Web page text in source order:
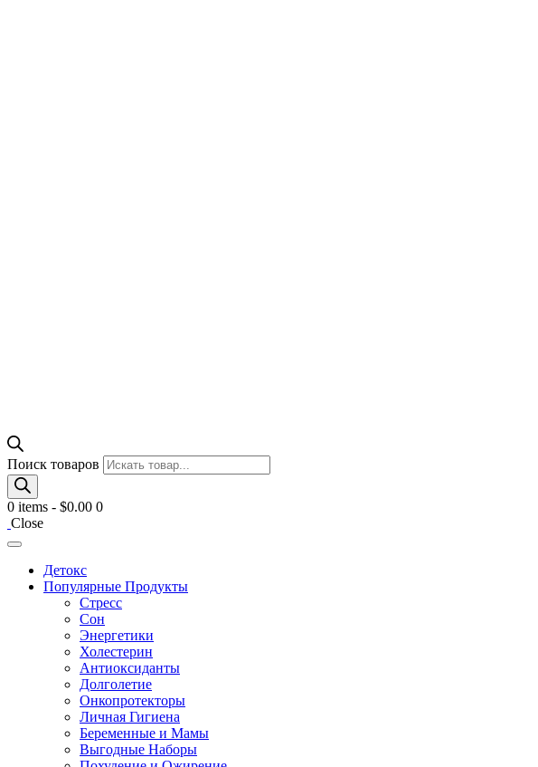
Поиск товаров
0 items - $0.00 0
Close
Детокс
Популярные Продукты
Стресс
Сон
Энергетики
Холестерин
Антиоксиданты
Долголетие
Онкопротекторы
Личная Гигиена
Беременные и Мамы
Выгодные Наборы